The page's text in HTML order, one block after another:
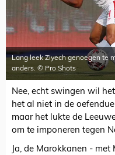
Lang leek Ziyech genoegen te
anders. © Pro Shots
Nee, echt swingen wil
het al niet in de
maar het lukte de
om te imponeren tegen
Ja, de Marokkanen -